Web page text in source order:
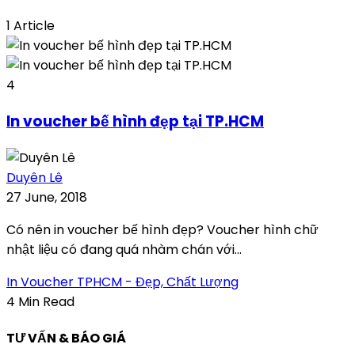
1 Article
4
In voucher bế hình đẹp tại TP.HCM
Duyên Lê
27 June, 2018
Có nên in voucher bế hình đẹp? Voucher hình chữ
nhật liệu có đang quá nhàm chán với...
In Voucher TPHCM - Đẹp, Chất Lượng
4 Min Read
TƯ VẤN & BÁO GIÁ